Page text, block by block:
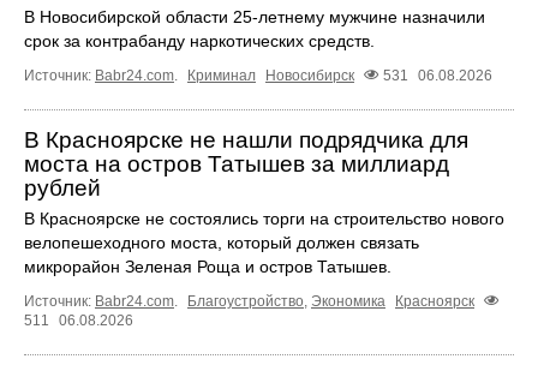
В Новосибирской области 25-летнему мужчине назначили
срок за контрабанду наркотических средств.
Источник: Babr24.com. Криминал Новосибирск 531 06.08.2026
В Красноярске не нашли подрядчика для
моста на остров Татышев за миллиард
рублей
В Красноярске не состоялись торги на строительство нового
велопешеходного моста, который должен связать
микрорайон Зеленая Роща и остров Татышев.
Источник: Babr24.com. Благоустройство, Экономика
Красноярск
511
06.08.2026